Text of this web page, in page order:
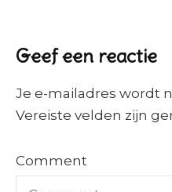
Geef een reactie
Je e-mailadres wordt
Vereiste velden zijn
Comment